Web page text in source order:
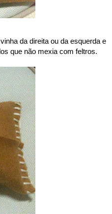
da direita ou da esquerda e
que não mexia com feltros.